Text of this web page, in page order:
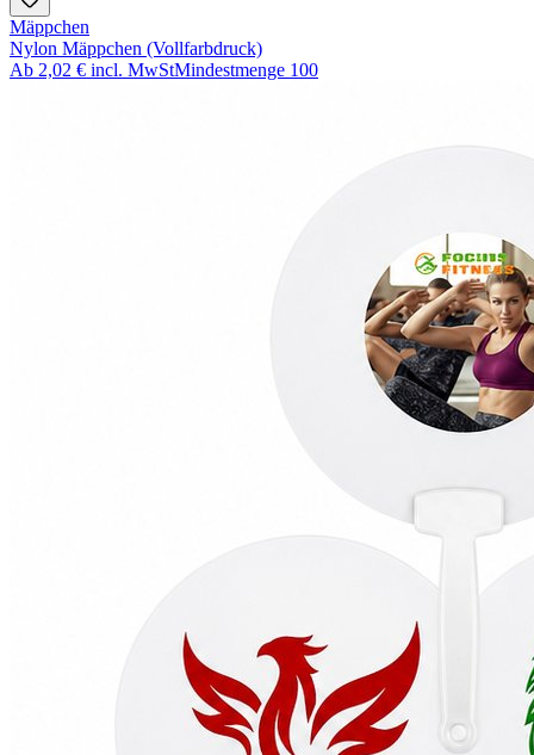
Mäppchen
Nylon Mäppchen (Vollfarbdruck)
Ab 2,02 € incl. MwStMindestmenge 100